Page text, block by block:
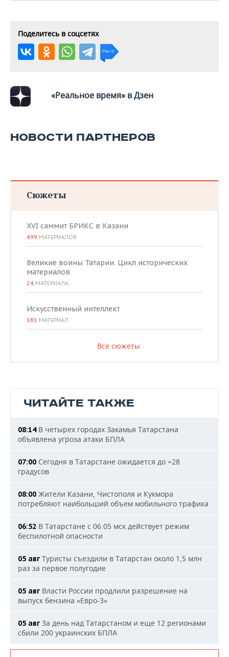
ХОККЕЙ С МЯЧОМ
ПРОИСШЕСТВИЯ
Поделитесь в соцсетях
«Реальное время» в Дзен
НОВОСТИ ПАРТНЕРОВ
Сюжеты
XVI саммит БРИКС в Казани
499 МАТЕРИАЛОВ
Великие воины Татарии. Цикл исторических
материалов
24 МАТЕРИАЛА
Искусственный интеллект
181 МАТЕРИАЛ
Все сюжеты
ЧИТАЙТЕ ТАКЖЕ
08:14В четырех городах Закамья Татарстана
объявлена угроза атаки БПЛА
07:00 Сегодня в Татарстане ожидается до +28
градусов
08:00 Жители Казани, Чистополя и Кукмора
потребляют наибольший объем мобильного трафика
06:52 В Татарстане с 06.05 мск действует режим
беспилотной опасности
05 авг Туристы съездили в Татарстан около 1,5 млн
раз за первое полугодие
05 авг Власти России продлили разрешение на
выпуск бензина «Евро-3»
05 авг За день над Татарстаном и еще 12 регионами
сбили 200 украинских БПЛА